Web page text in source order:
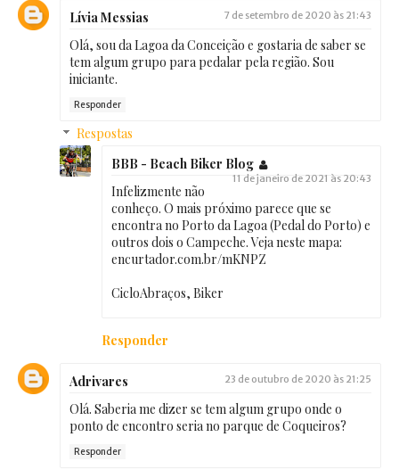
Lívia Messias 7 de setembro de 2020 às 21:43
Olá, sou da Lagoa da Conceição e gostaria de saber se
tem algum grupo para pedalar pela região. Sou
iniciante.
Responder
Respostas
BBB - Beach Biker Blog
11 de janeiro de 2021 às 20:43
Infelizmente não
conheço. O mais próximo parece que se
encontra no Porto da Lagoa (Pedal do Porto) e
outros dois o Campeche. Veja neste mapa:
encurtador.com.br/mKNPZ
CicloAbraços, Biker
Responder
Adrivares 23 de outubro de 2020 às 21:25
Olá. Saberia me dizer se tem algum grupo onde o
ponto de encontro seria no parque de Coqueiros?
Responder